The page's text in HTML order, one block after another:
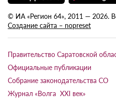
© ИА «Регион 64», 2011 — 2026.
Создание сайта – nopreset
Правительство Саратовской
Официальные публикации
Собрание законодательства СО
Журнал «Волга XXI век»